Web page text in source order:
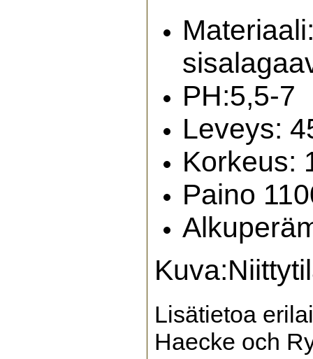
PH:5,5-7
Leveys:
Korkeus:
Paino
Lisätietoa
Haecke och